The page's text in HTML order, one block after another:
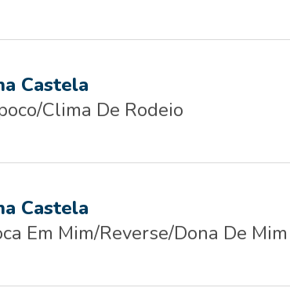
Castela
Clima De Rodeio
Castela
Em Mim/Reverse/Dona De Mim